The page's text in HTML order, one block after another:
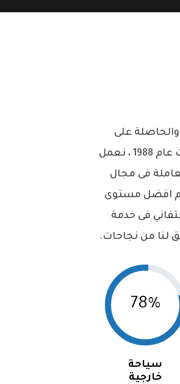
على
ترخيص من وزارة السياحة المصرية رقم 767 فئة ( أ ) ، تأسست عام 1988 ، نعمل
فى مجال
افضل مستوى
فى خدمة
لنا من نجاحات.
78%
سياحة
خارجية